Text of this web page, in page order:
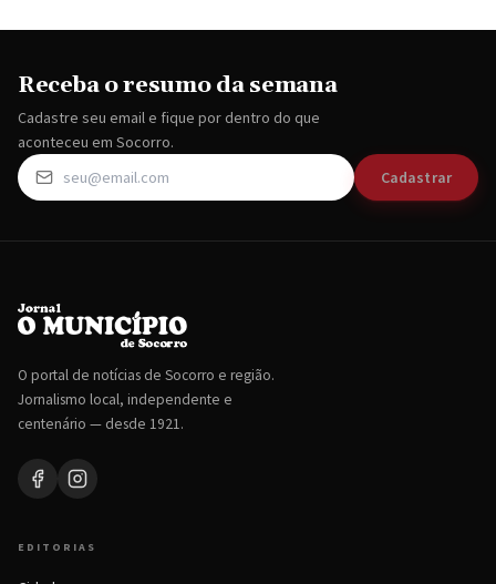
Receba o resumo da semana
Cadastre seu email e fique por dentro do que
aconteceu em Socorro.
Cadastrar
O portal de notícias de Socorro e região.
Jornalismo local, independente e
centenário — desde 1921.
EDITORIAS